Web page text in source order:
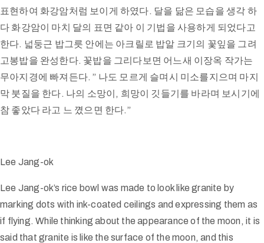
표현하여 화강암처럼 보이게 하였다. 달을 닮은 모습을 생각 하
다 화강암이 마치 달의 표면 같아 이 기법을 사용하게 되었다고
한다. 넓둥근 밥그릇 안에는 아크릴로 밥알 크기의 꽃잎을 그려
고봉밥을 완성한다. 꽃밥을 그리다보면 어느새 이장옥 작가는
무아지경에 빠져든다. ” 나도 모르게 슬며시 미소를지으며 마지
막 붓질을 한다. 나의 소망이, 희망이 깃들기를 바라며 보시기에
참 좋았다 라고 느 꼈으면 한다.”
Lee Jang-ok
Lee Jang-ok’s rice bowl was made to look like granite by
marking dots with ink-coated ceilings and expressing them as
if flying. While thinking about the appearance of the moon, it is
said that granite is like the surface of the moon, and this